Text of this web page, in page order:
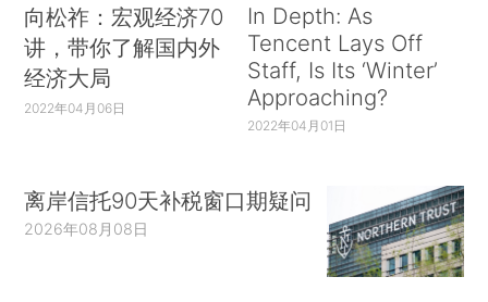
向松祚：宏观经济70
讲，带你了解国内外
经济大局
2022年04月06日
In Depth: As
Tencent Lays Off
Staff, Is Its ‘Winter’
Approaching?
2022年04月01日
离岸信托90天补税窗口期疑问
2026年08月08日